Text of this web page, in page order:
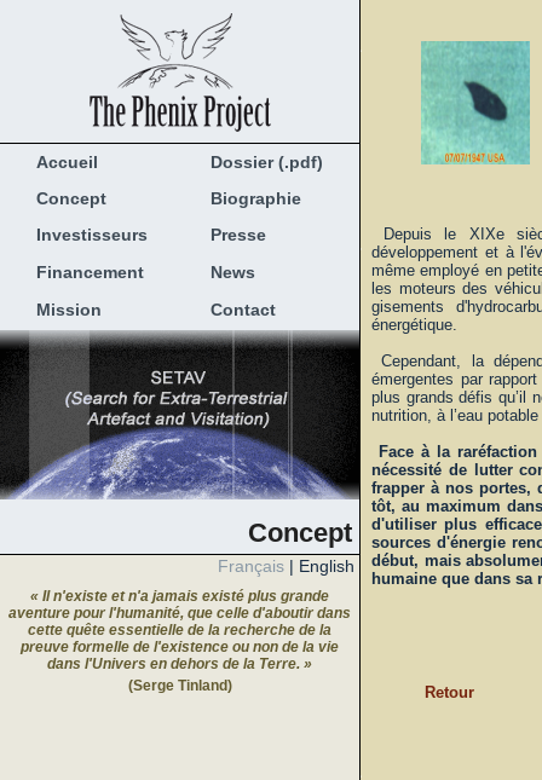
Accueil
Dossier (.pdf)
Concept
Biographie
Investisseurs
Presse
Financement
News
Mission
Contact
Concept
Français | English
« Il n'existe et n'a jamais existé plus grande
aventure pour l'humanité, que celle d'aboutir dans
cette quête essentielle de la recherche de la
preuve formelle de l'existence ou non de la vie
dans l'Univers en dehors de la Terre. »
(Serge Tinland)
Depuis le XIXe
développement et à
même employé en
les moteurs des
gisements
énergétique.
Cependant, la
émergentes par
plus grands défis qu’il
nutrition, à l’eau
Face à la
nécessité de lutter
frapper à nos portes,
tôt, au maximum
d'utiliser plus
sources d'énergie
début, mais
humaine que dans sa
Retour